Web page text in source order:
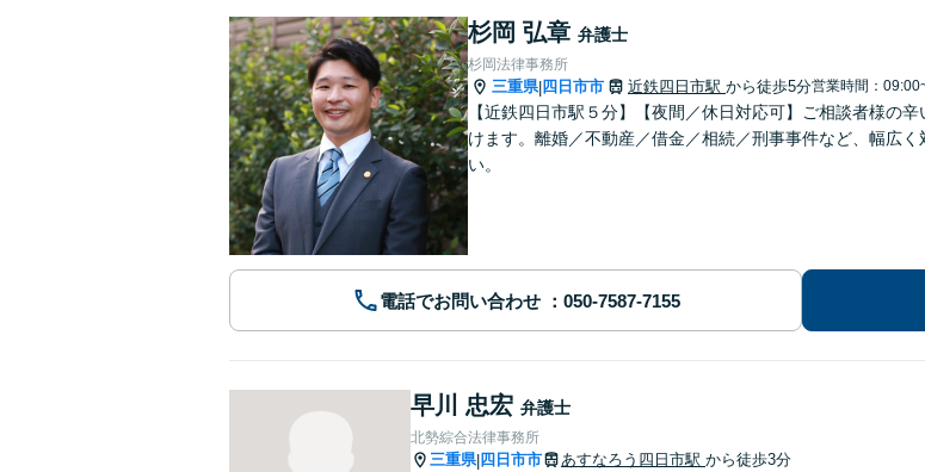
杉岡 弘章 弁護士
杉岡法律事務所
三重県| 四日市市 近鉄四日市駅 から徒歩5分営業時間：
【近鉄四日市駅５分】【夜間／休日対応可】ご相談者様の
けます。離婚／不動産／借金／相続／刑事事件など、幅広
い。
電話でお問い合わせ
早川 忠宏 弁護士
北勢綜合法律事務所
三重県| 四日市市 あすなろう四日市駅 から徒歩3分